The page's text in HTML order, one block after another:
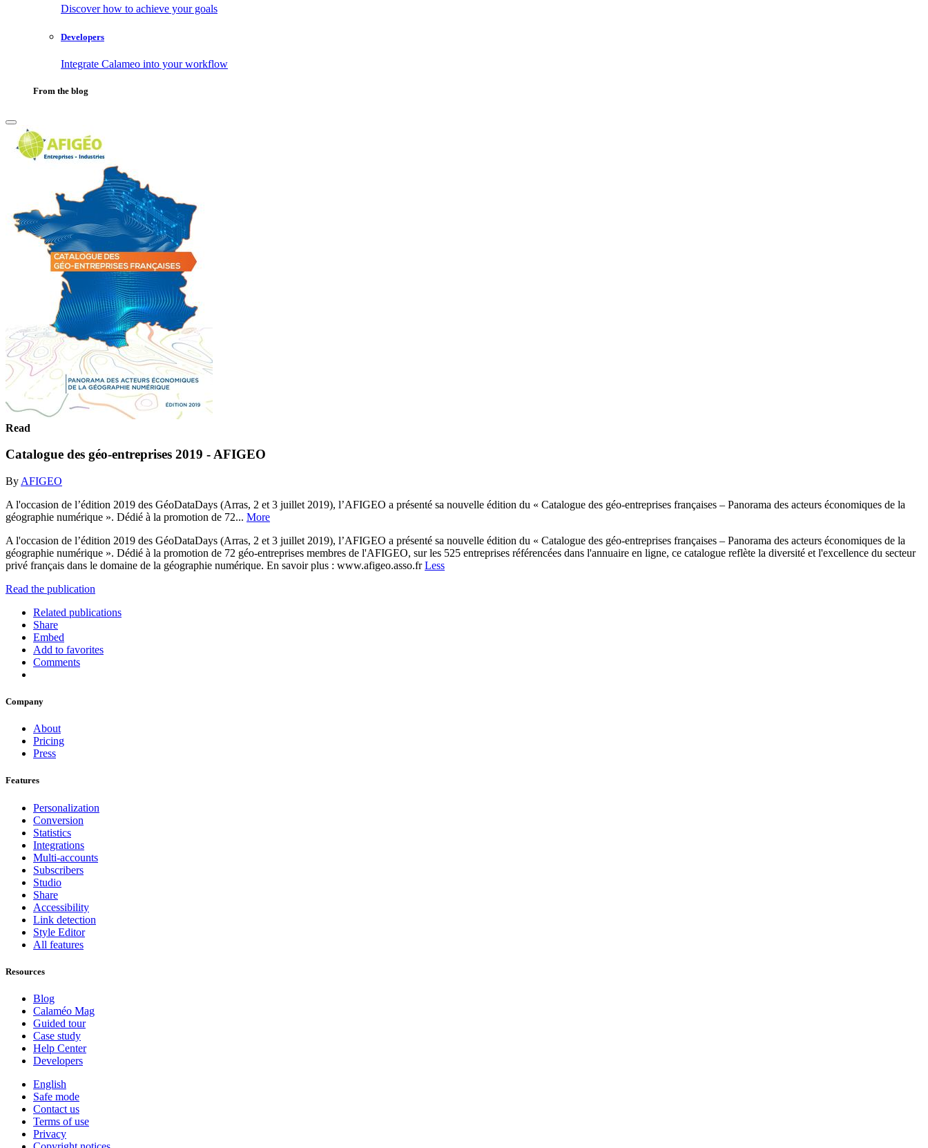
Discover how to achieve your goals
Developers
Integrate Calameo into your workflow
From the blog
Read
Catalogue des géo-entreprises 2019 - AFIGEO
By AFIGEO
A l'occasion de l’édition 2019 des GéoDataDays (Arras, 2 et 3 juillet 2019), l’AFIGEO a présenté sa nouvelle édition du « Catalogue des géo-entreprises françaises – Panorama des acteurs économiques de la
géographie numérique ». Dédié à la promotion de 72... More
A l'occasion de l’édition 2019 des GéoDataDays (Arras, 2 et 3 juillet 2019), l’AFIGEO a présenté sa nouvelle édition du « Catalogue des géo-entreprises françaises – Panorama des acteurs économiques de la
géographie numérique ». Dédié à la promotion de 72 géo-entreprises membres de l'AFIGEO, sur les 525 entreprises référencées dans l'annuaire en ligne, ce catalogue reflète la diversité et l'excellence du secteur
privé français dans le domaine de la géographie numérique. En savoir plus : www.afigeo.asso.frLess
Read the publication
Related publications
Share
Embed
Add to favorites
Comments
Company
About
Pricing
Press
Features
Personalization
Conversion
Statistics
Integrations
Multi-accounts
Subscribers
Studio
Share
Accessibility
Link detection
Style Editor
All features
Resources
Blog
Calaméo Mag
Guided tour
Case study
Help Center
Developers
English
Safe mode
Contact us
Terms of use
Privacy